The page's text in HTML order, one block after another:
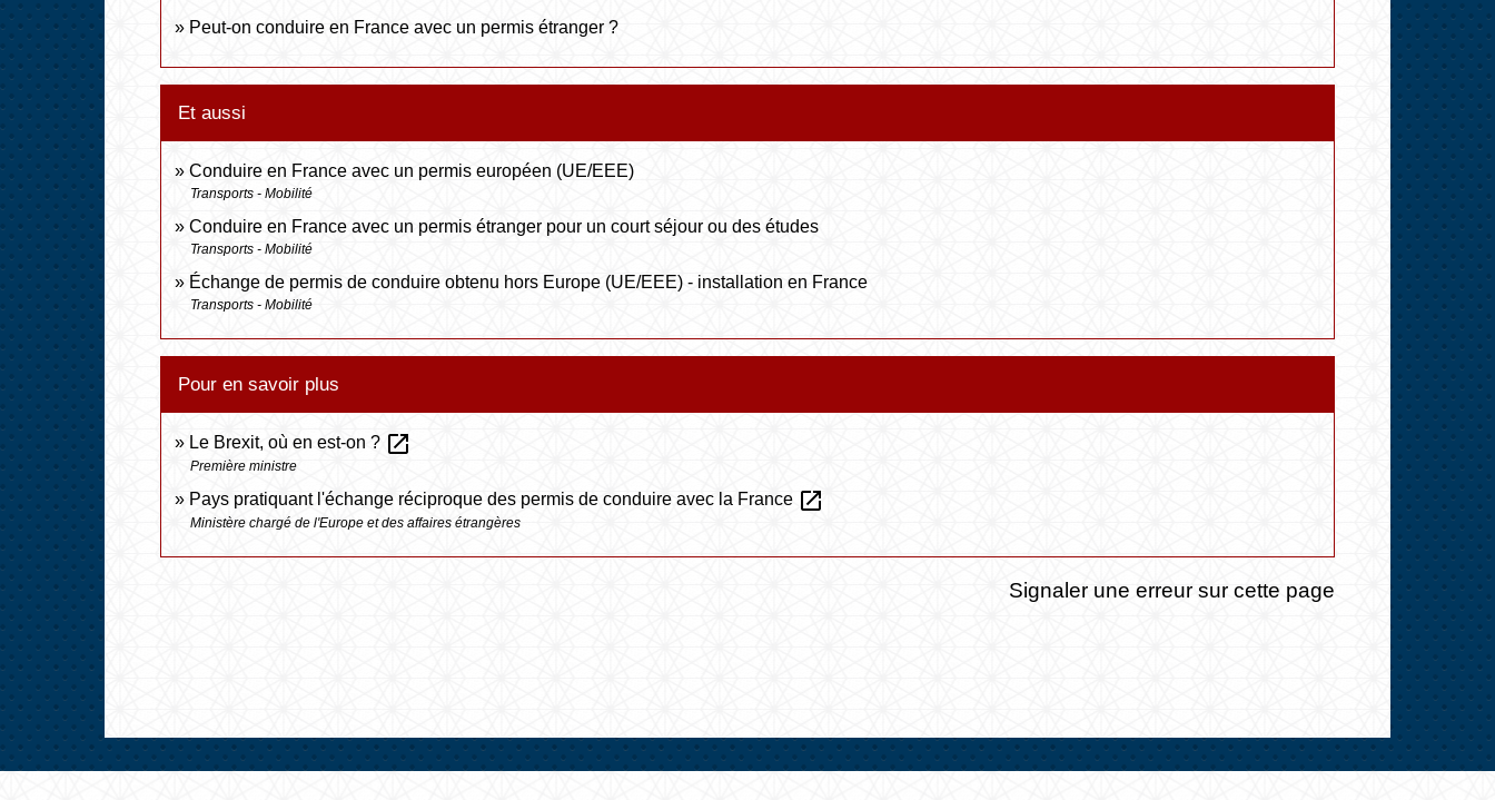
Peut-on conduire en France avec un permis étranger ?
Et aussi
Conduire en France avec un permis européen (UE/EEE)
Transports - Mobilité
Conduire en France avec un permis étranger pour un court séjour ou des études
Transports - Mobilité
Échange de permis de conduire obtenu hors Europe (UE/EEE) - installation en France
Transports - Mobilité
Pour en savoir plus
Le Brexit, où en est-on ? open_in_new
Première ministre
Pays pratiquant l'échange réciproque des permis de conduire avec la France open_in_new
Ministère chargé de l'Europe et des affaires étrangères
Signaler une erreur sur cette page